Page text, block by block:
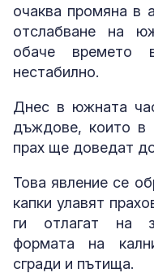
очаква промяна в
отслабване на
обаче времето
нестабилно.
Днес в южната
дъждове, които в
прах ще доведат
Това явление се
капки улавят
ги отлагат на
формата на
сгради и пътища.